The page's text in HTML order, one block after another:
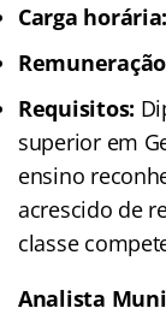
Carga horária:
Requisitos:
superior em
ensino
acrescido de
classe
Analista